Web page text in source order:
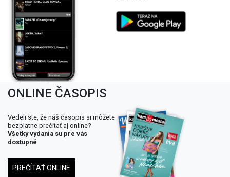
ONLINE ČASOPIS
Vedeli ste, že náš časopis si môžete
bezplatne prečítať aj online?
Všetky vydania su pre vás
dostupné
PREČÍTAŤ ONLINE